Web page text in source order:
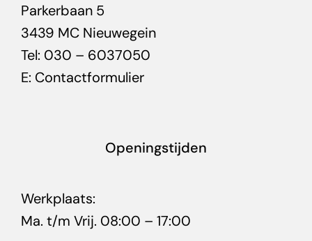
Parkerbaan 5
3439 MC Nieuwegein
Tel: 030 – 6037050
E: Contactformulier
Openingstijden
Werkplaats:
Ma. t/m Vrij. 08:00 – 17:00